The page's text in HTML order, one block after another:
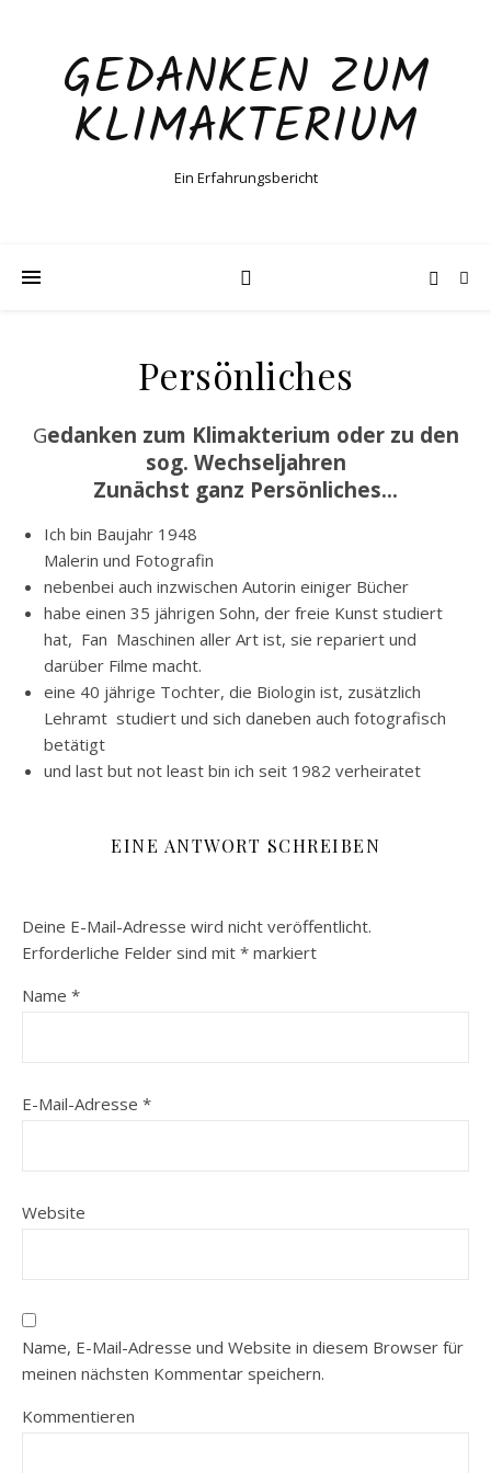
GEDANKEN ZUM
KLIMAKTERIUM
Ein Erfahrungsbericht
Persönliches
Gedanken zum Klimakterium oder zu den
sog. Wechseljahren
Zunächst ganz Persönliches…
Ich bin Baujahr 1948
Malerin und Fotografin
nebenbei auch inzwischen Autorin einiger Bücher
habe einen 35 jährigen Sohn, der freie Kunst studiert
hat, Fan Maschinen aller Art ist, sie repariert und
darüber Filme macht.
eine 40 jährige Tochter, die Biologin ist, zusätzlich
Lehramt studiert und sich daneben auch fotografisch
betätigt
und last but not least bin ich seit 1982 verheiratet
EINE ANTWORT SCHREIBEN
Deine E-Mail-Adresse wird nicht veröffentlicht.
Erforderliche Felder sind mit * markiert
Name *
E-Mail-Adresse *
Website
Name, E-Mail-Adresse und Website in diesem Browser für
meinen nächsten Kommentar speichern.
Kommentieren